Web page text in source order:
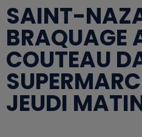
SAINT-
BRAQUAGE
COUTEAU
JEUDI